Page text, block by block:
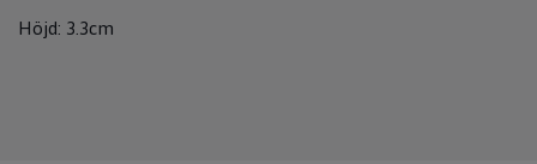
Höjd: 3.3cm